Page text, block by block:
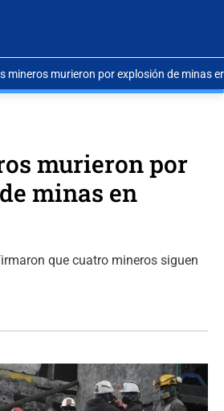
mineros murieron por explosión de minas
murieron por
minas en
que cuatro mineros siguen